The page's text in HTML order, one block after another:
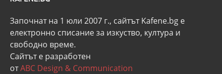
Започнат на 1 юли 2007 г., сайтът Kafene.bg e
eлектронно списание за изкуство, култура и
свободно време.
Сайтът е разработен
отABC Design & Communication